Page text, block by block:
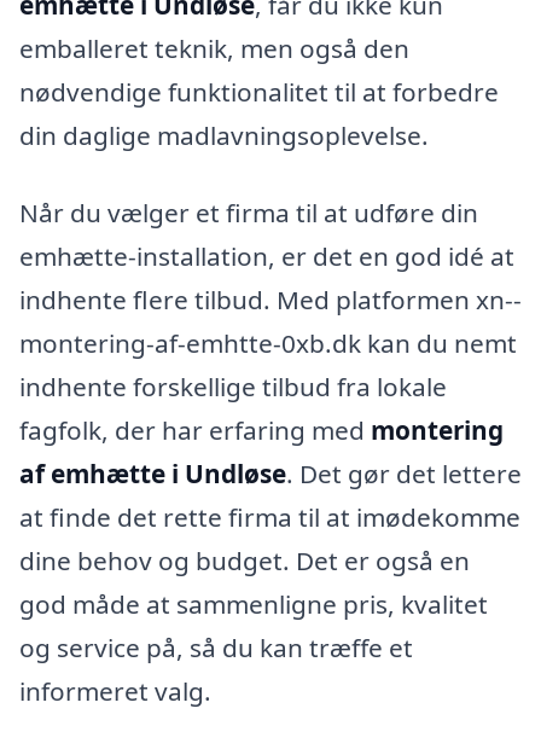
emballeret teknik, men også den
nødvendige funktionalitet til at forbedre
din daglige madlavningsoplevelse.
Når du vælger et firma til at udføre din
emhætte-installation, er det en god idé at
indhente flere tilbud. Med platformen xn--
montering-af-emhtte-0xb.dk kan du nemt
indhente forskellige tilbud fra lokale
fagfolk, der har erfaring med montering
af emhætte i Undløse. Det gør det lettere
at finde det rette firma til at imødekomme
dine behov og budget. Det er også en
god måde at sammenligne pris, kvalitet
og service på, så du kan træffe et
informeret valg.